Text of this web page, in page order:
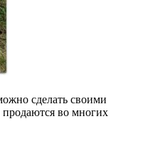
сделать своими
во многих